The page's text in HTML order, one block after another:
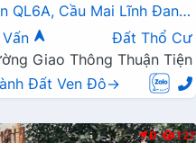
QL6A, Cầu Mai Lĩnh Đang
Đất Thổ Cư
Giao Thông Thuận Tiện
Đất Ven Đô→
Đ 127